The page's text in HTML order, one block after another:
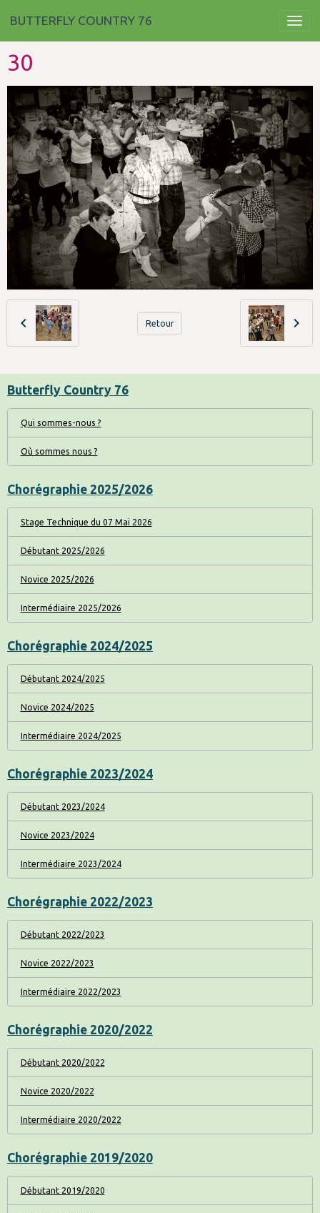
BUTTERFLY COUNTRY 76
30
Retour
Butterfly Country 76
Qui sommes-nous ?
Où sommes nous ?
Chorégraphie 2025/2026
Stage Technique du 07 Mai 2026
Débutant 2025/2026
Novice 2025/2026
Intermédiaire 2025/2026
Chorégraphie 2024/2025
Débutant 2024/2025
Novice 2024/2025
Intermédiaire 2024/2025
Chorégraphie 2023/2024
Débutant 2023/2024
Novice 2023/2024
Intermédiaire 2023/2024
Chorégraphie 2022/2023
Débutant 2022/2023
Novice 2022/2023
Intermédiaire 2022/2023
Chorégraphie 2020/2022
Débutant 2020/2022
Novice 2020/2022
Intermédiaire 2020/2022
Chorégraphie 2019/2020
Débutant 2019/2020